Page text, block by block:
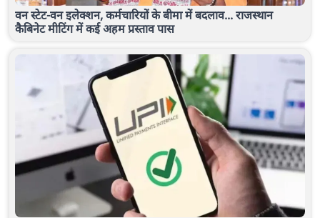
वन स्टेट-वन इलेक्शन, कर्मचारियों के बीमा में बदलाव... राजस्थान
कैबिनेट मीटिंग में कई अहम प्रस्ताव पास